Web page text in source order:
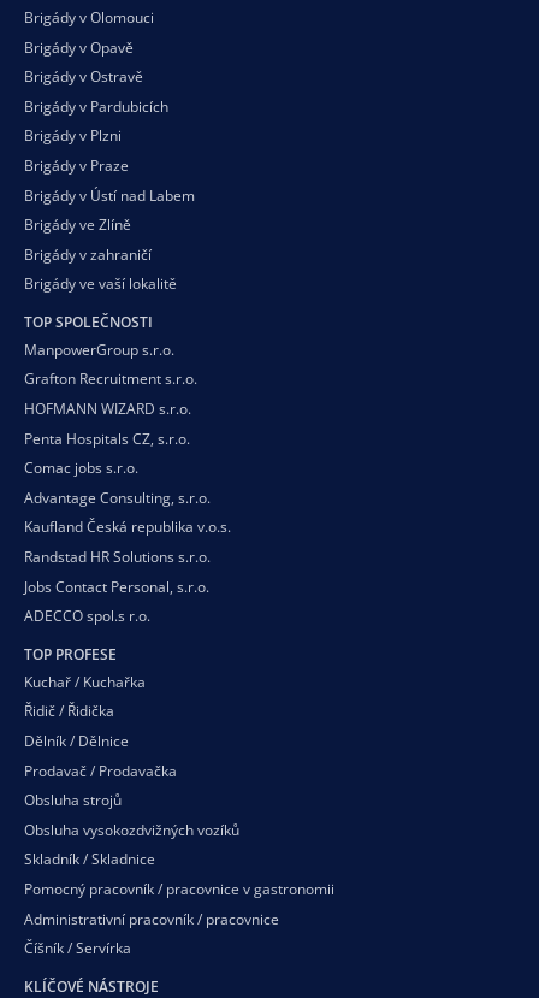
Brigády v Olomouci
Brigády v Opavě
Brigády v Ostravě
Brigády v Pardubicích
Brigády v Plzni
Brigády v Praze
Brigády v Ústí nad Labem
Brigády ve Zlíně
Brigády v zahraničí
Brigády ve vaší lokalitě
TOP SPOLEČNOSTI
ManpowerGroup s.r.o.
Grafton Recruitment s.r.o.
HOFMANN WIZARD s.r.o.
Penta Hospitals CZ, s.r.o.
Comac jobs s.r.o.
Advantage Consulting, s.r.o.
Kaufland Česká republika v.o.s.
Randstad HR Solutions s.r.o.
Jobs Contact Personal, s.r.o.
ADECCO spol.s r.o.
TOP PROFESE
Kuchař / Kuchařka
Řidič / Řidička
Dělník / Dělnice
Prodavač / Prodavačka
Obsluha strojů
Obsluha vysokozdvižných vozíků
Skladník / Skladnice
Pomocný pracovník / pracovnice v gastronomii
Administrativní pracovník / pracovnice
Číšník / Servírka
KLÍČOVÉ NÁSTROJE